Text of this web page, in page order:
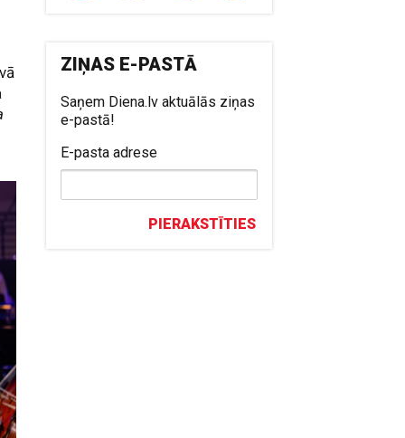
ZIŅAS E-PASTĀ
Saņem Diena.lv aktuālās ziņas
e-pastā!
E-pasta adrese
PIERAKSTĪTIES